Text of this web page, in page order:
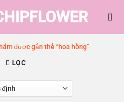
được gắn thẻ “hoa hồng”
LỌC